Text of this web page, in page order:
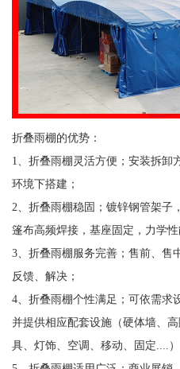
折叠雨棚的优势：
1、折叠雨棚灵活方便；安装拆卸
环境下搭建；
2、折叠雨棚稳固；镀锌钢管架子
篷布高频焊接，基座固定，力学性
3、折叠雨棚服务完善；售前、售
反馈、解决；
4、折叠雨棚个性满足；可依需求
并提供相应配套设施（硬体墙、
具、灯饰、空调、移动、固定....）